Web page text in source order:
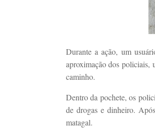
Durante a ação, um
aproximação dos policiais,
caminho.
Dentro da pochete, os
de drogas e dinheiro.
matagal.